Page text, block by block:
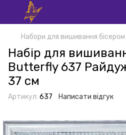
Набори для вишивання бісером
Набір для
Butterfly 637
37 см
Артикул: 637 Написати відгук